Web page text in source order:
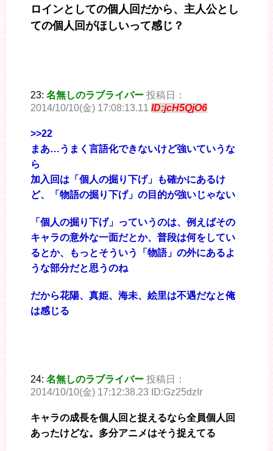
ロインとしての個人回だから、主人公とし
ての個人回がほしいって感じ？
23: 名無しのラブライバー 投稿日：
2014/10/10(金) 17:08:13.11 ID:jcH5QjO6
>>22
まあ…うまく言語化できないけど強いていうな
ら
加入回は「個人の掘り下げ」も確かにあるけ
ど、「物語の掘り下げ」の目的が強いじゃない
「個人の掘り下げ」っていうのは、例えばその
キャラの意外な一面だとか、普段は何をしてい
るとか、もっとそういう「物語」の外にあるよ
うな部分だと思うのね
だから花陽、真姫、海未、絵里は不遇だなと俺
は感じる
24: 名無しのラブライバー 投稿日：
2014/10/10(金) 17:12:38.23 ID:Gz25dzIr
キャラの成長を個人回と捉えるなら全員個人回
あったけどな。多分アニメはそう捉えてる